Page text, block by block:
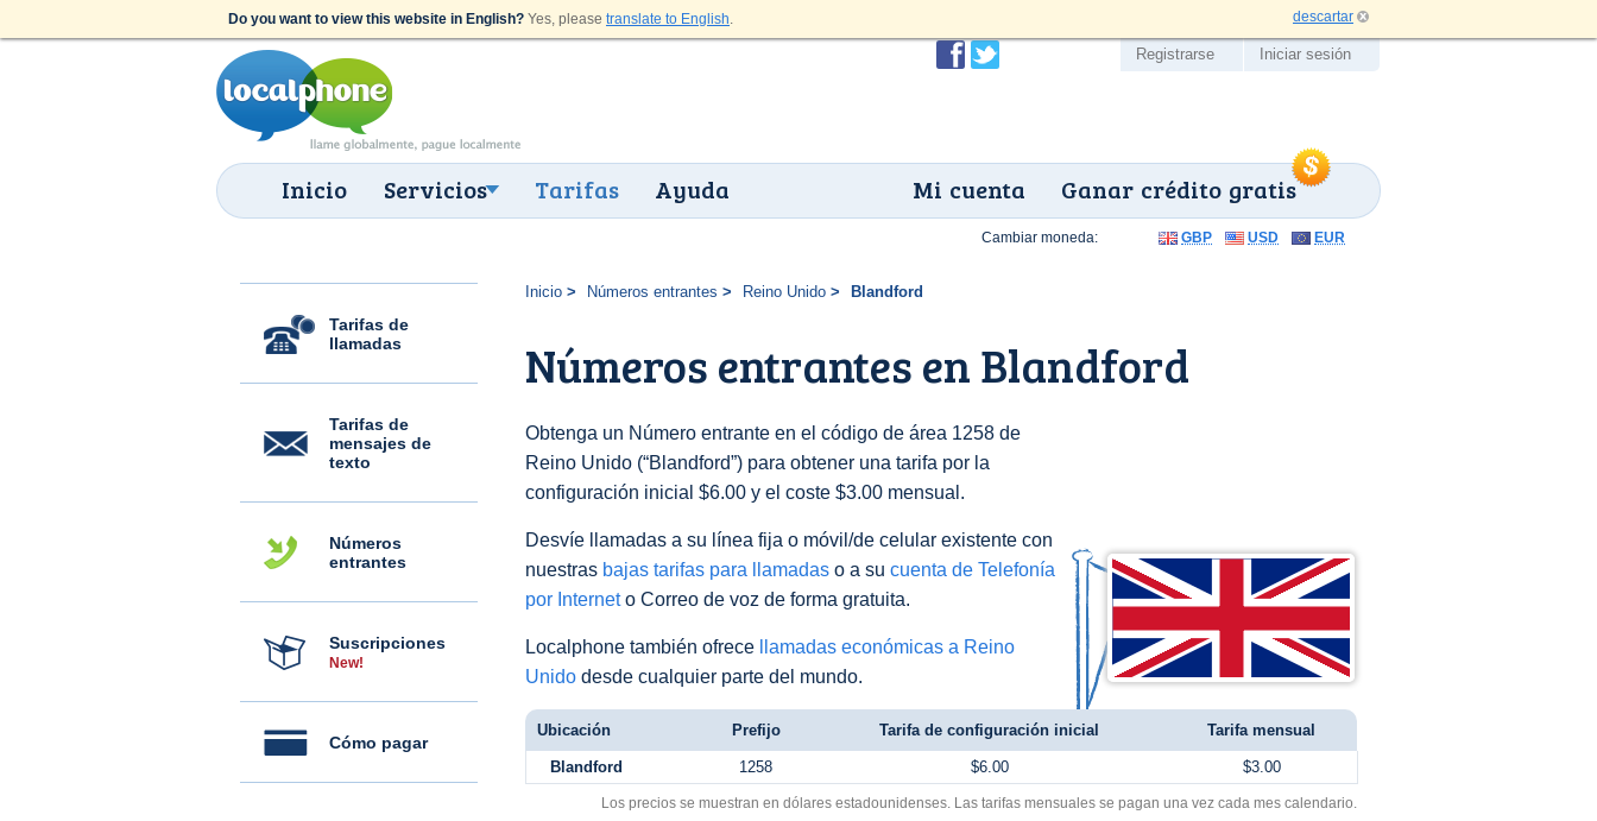
Do you want to view this website in English? Yes, please translate to English. descartar
Inicio Servicios Tarifas Ayuda Ganar crédito gratis
Mi cuenta
Registrarse Iniciar sesión
Tarifas de
llamadas
Tarifas de
mensajes de
texto
Números
entrantes
Suscripciones
New!
Cómo pagar
Inicio Números entrantes Reino Unido Blandford
Números entrantes en Blandford
Obtenga un Número entrante en el código de área 1258 de
Reino Unido (“Blandford”) para obtener una tarifa por la
configuración inicial $6.00 y el coste $3.00 mensual.
Desvíe llamadas a su línea fija o móvil/de celular existente con
nuestras bajas tarifas para llamadas o a su cuenta de Telefonía
por Interneto Correo de voz de forma gratuita.
Localphone también ofrece
llamadas económicas a Reino
Unido desde cualquier parte del mundo.
Cambiar moneda: GBP USD EUR
Ubicación Prefijo Tarifa de configuración inicial Tarifa mensual
Blandford 1258 $6.00 $3.00
Los precios se muestran en dólares estadounidenses. Las tarifas mensuales se pagan una vez cada mes calendario.